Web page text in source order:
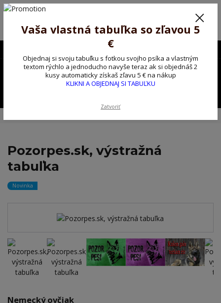
Poprosíme ctených zákazníkov o trpezlivosť, v tomto období máme
Preto sme Vám pripravili malý darček ako ospravedlnenie.
!!! ZĽAVA 5€ na PRVÚ objednávku nad 30€ s kódom pozorpes5 !!!
0,00 EUR
Pozorpes.sk, výstražná
tabuľka
Novinka
Nemecký ovčiak
Vaša vlastná tabuľka so zľavou 5
€
Objednaj si svoju tabuľku s fotkou svojho psíka a vlastným
textom rýchlo a jednoducho navyše teraz ak si objednáš 2
kusy automaticky získaš zľavu 5 € na nákup
KLIKNI A OBJEDNAJ SI TABUĽKU
Zatvoriť